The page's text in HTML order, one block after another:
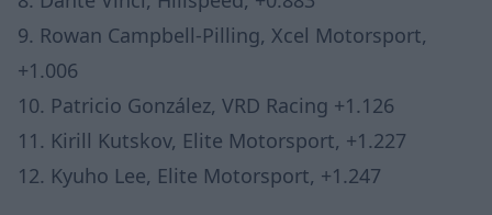
9. Rowan Campbell-Pilling, Xcel Motorsport,
+1.006
10. Patricio González, VRD Racing +1.126
11. Kirill Kutskov, Elite Motorsport, +1.227
12. Kyuho Lee, Elite Motorsport, +1.247